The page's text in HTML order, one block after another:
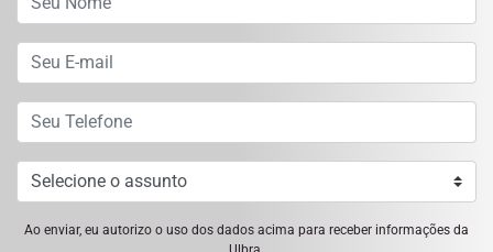
Ao enviar, eu autorizo o uso dos dados acima para receber informações da